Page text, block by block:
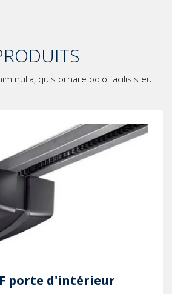
nulla, quis ornare odio facilisis eu.
porte d'intérieur